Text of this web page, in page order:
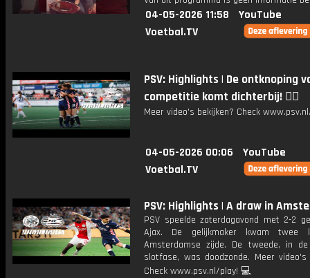
04-05-2026 11:58
YouTube
Voetbal.TV
PSV: Highlights | De ontknoping
competitie komt dichterbij! ❤️‍🔥
Meer video's bekijken? Check
04-05-2026 00:06
YouTube
Voetbal.TV
PSV: Highlights | A draw in
PSV speelde zaterdagavond met 2-2
Ajax. De gelijkmaker kwam twee
Amsterdamse zijde. De tweede, in
slotfase, was doodzonde. Meer video's
Check www.psv.nl/play! 💻